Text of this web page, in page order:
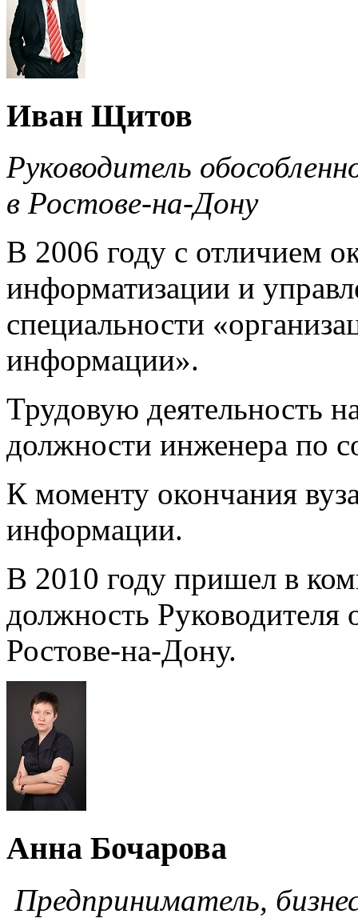
Иван Щитов
Руководитель
в Ростове-на-Дону
В 2006 году с отличием
информатизации и
специальности
информации».
Трудовую деятельность
должности инженера по
К моменту окончания
информации.
В 2010 году пришел в
должность Руководителя
Ростове-на-Дону.
Анна Бочарова
Предприниматель,